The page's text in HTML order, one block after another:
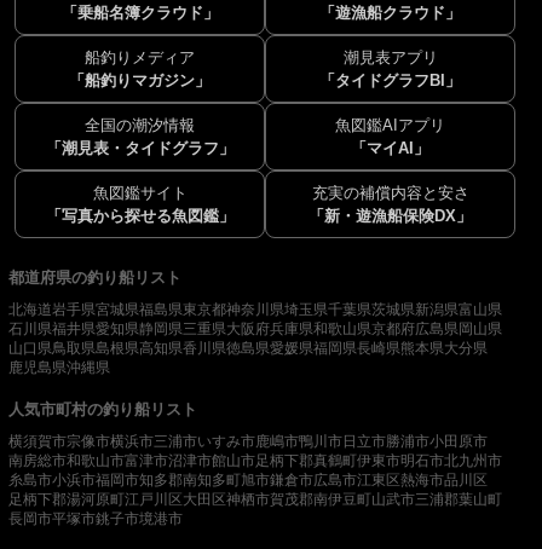
「乗船名簿クラウド」
「遊漁船クラウド」
船釣りメディア
「船釣りマガジン」
潮見表アプリ
「タイドグラフBI」
全国の潮汐情報
「潮見表・タイドグラフ」
魚図鑑AIアプリ
「マイAI」
魚図鑑サイト
「写真から探せる魚図鑑」
充実の補償内容と安さ
「新・遊漁船保険DX」
都道府県の釣り船リスト
北海道岩手県宮城県福島県東京都神奈川県埼玉県千葉県茨城県新潟県富山県
石川県福井県愛知県静岡県三重県大阪府兵庫県和歌山県京都府広島県岡山県
山口県鳥取県島根県高知県香川県徳島県愛媛県福岡県長崎県熊本県大分県
鹿児島県沖縄県
人気市町村の釣り船リスト
横須賀市宗像市横浜市三浦市いすみ市鹿嶋市鴨川市 日立市勝浦市小田原市
南房総市和歌山市富津市沼津市館山市足柄下郡真鶴町伊東市明石市北九州市
糸島市小浜市福岡市知多郡南知多町旭市鎌倉市広島市江東区熱海市品川区
足柄下郡湯河原町江戸川区 大田区神栖市賀茂郡南伊豆町山武市三浦郡葉山町
長岡市平塚市銚子市境港市